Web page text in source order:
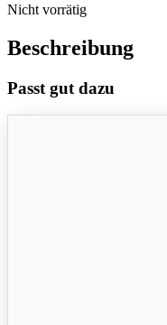
Nicht vorrätig
Beschreibung
Passt gut dazu